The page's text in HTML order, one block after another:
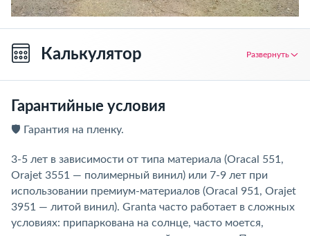
Калькулятор Развернуть
Гарантийные условия
🛡️ Гарантия на пленку.
3-5 лет в зависимости от типа материала (Oracal 551,
Orajet 3551 — полимерный винил) или 7-9 лет при
использовании премиум-материалов (Oracal 951, Orajet
3951 — литой винил). Granta часто работает в сложных
условиях: припаркована на солнце, часто моется,